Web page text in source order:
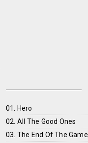
01. Hero
02. All The Good Ones
03. The End Of The Game